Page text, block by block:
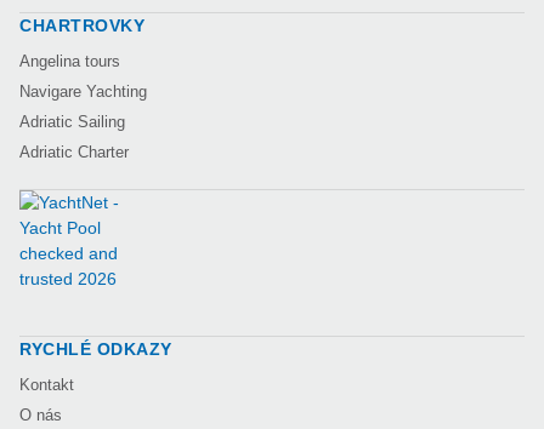
CHARTROVKY
Angelina tours
Navigare Yachting
Adriatic Sailing
Adriatic Charter
RYCHLÉ ODKAZY
Kontakt
O nás